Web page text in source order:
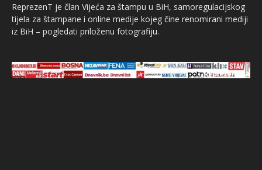
ReprezenT je član Vijeća za štampu u BiH, samoregulacijskog
tijela za štampane i online medije kojeg čine renomirani mediji
iz BiH – pogledati priloženu fotografiju.